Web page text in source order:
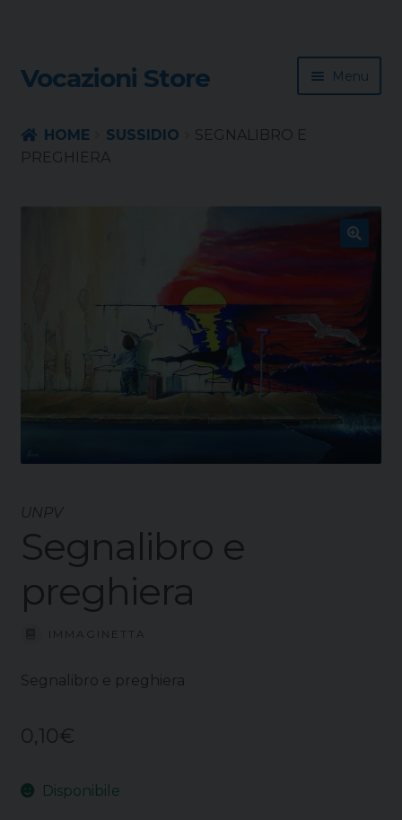
Skip
to
Skip
to
Vocazioni Store Menu
HOME SUSSIDIO
SEGNALIBRO E
PREGHIERA
UNPV
Segnalibro e
preghiera
IMMAGINETTA
Segnalibro e preghiera
0,10€
Disponibile